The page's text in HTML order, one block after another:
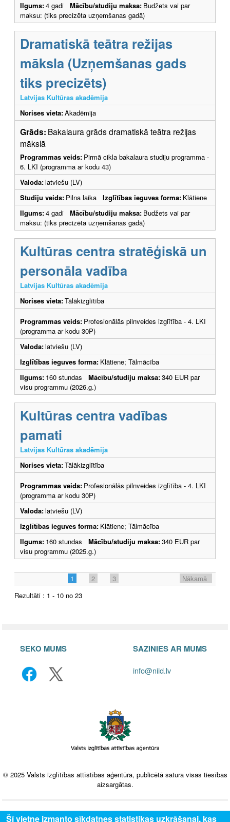
Ilgums:4 gadi Mācību/studiju maksa: Budžets vai par
maksu: (tiks precizēta uzņemšanas gadā)
Dramatiskā teātra režijas
māksla (Uzņemšanas gads
tiks precizēts)
Latvijas Kultūras akadēmija
Norises vieta:Akadēmija
Grāds: Bakalaura grāds dramatiskā teātra režijas
mākslā
Programmas veids: Pirmā cikla bakalaura studiju programma -
6. LKI (programma ar kodu 43)
Valoda:latviešu (LV)
Studiju veids: Pilna laika Izglītības ieguves forma: Klātiene
Ilgums:4 gadi Mācību/studiju maksa: Budžets vai par
maksu: (tiks precizēta uzņemšanas gadā)
Kultūras centra stratēģiskā un
personāla vadība
Latvijas Kultūras akadēmija
Norises vieta:Tālākizglītība
Programmas veids: Profesionālās pilnveides izglītība - 4. LKI
(programma ar kodu 30P)
Valoda:latviešu (LV)
Izglītības ieguves forma: Klātiene; Tālmācība
Ilgums: 160 stundas Mācību/studiju maksa:340 EUR par
visu programmu (2026.g.)
Kultūras centra vadības
pamati
Latvijas Kultūras akadēmija
Norises vieta:Tālākizglītība
Programmas veids: Profesionālās pilnveides izglītība - 4. LKI
(programma ar kodu 30P)
Valoda:latviešu (LV)
Izglītības ieguves forma: Klātiene; Tālmācība
Ilgums: 160 stundas Mācību/studiju maksa:340 EUR par
visu programmu (2025.g.)
1 2 3
Nākamā
Rezultāti : 1 - 10 no 23
SEKO MUMS SAZINIES AR MUMS
info@niid.lv
© 2025 Valsts izglītības attīstības aģentūra, publicētā satura visas tiesības
aizsargātas.
Šī vietne izmanto sīkdatnes statistikas uzkrāšanai, kas